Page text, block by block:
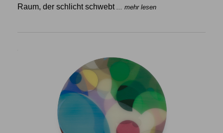
Raum, der schlicht schwebt
... mehr lesen